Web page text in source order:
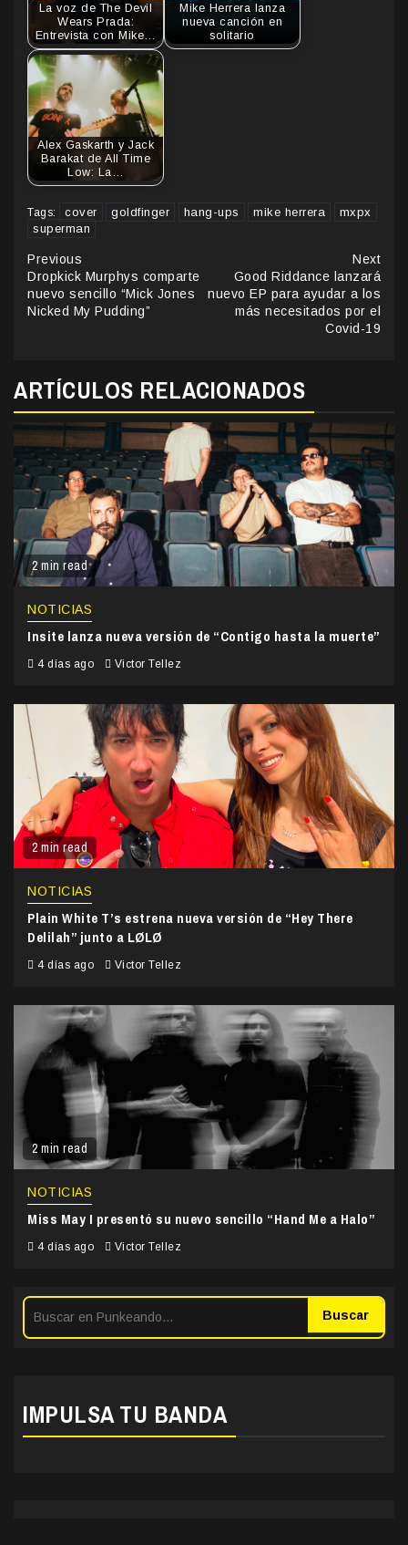
La voz de The Devil
Wears Prada:
Entrevista con Mike…
Mike Herrera lanza
nueva canción en
solitario
Alex Gaskarth y Jack
Barakat de All Time
Low: La…
Tags: cover goldfinger hang-ups mike herrera
mxpx
superman
Continue
Reading
Previous
Dropkick Murphys comparte
nuevo sencillo “Mick Jones
Nicked My Pudding”
Next
Good Riddance lanzará
nuevo EP para ayudar a los
más necesitados por el
Covid-19
ARTÍCULOS RELACIONADOS
2 min read
NOTICIAS
Insite lanza nueva versión de “Contigo hasta la muerte”
4 días ago Victor Tellez
2 min read
NOTICIAS
Plain White T’s estrena nueva versión de “Hey There
Delilah” junto a LØLØ
4 días ago Victor Tellez
2 min read
NOTICIAS
Miss May I presentó su nuevo sencillo “Hand Me a Halo”
4 días ago Victor Tellez
Buscar
IMPULSA TU BANDA